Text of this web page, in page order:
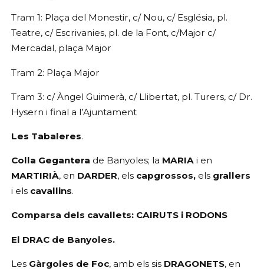
Tram 1: Plaça del Monestir, c/ Nou, c/ Església, pl.
Teatre, c/ Escrivanies, pl. de la Font, c/Major c/
Mercadal, plaça Major
Tram 2: Plaça Major
Tram 3: c/ Àngel Guimerà, c/ Llibertat, pl. Turers, c/ Dr.
Hysern i final a l’Ajuntament
Les Tabaleres.
Colla Gegantera de Banyoles; la MARIA
MARTIRIÀ, en DARDER, els capgrossos, els grallers
i els cavallins.
Comparsa dels cavallets: CAIRUTS i RODONS
El DRAC de Banyoles.
Les Gàrgoles de Foc, amb els sis DRAGONETS, en